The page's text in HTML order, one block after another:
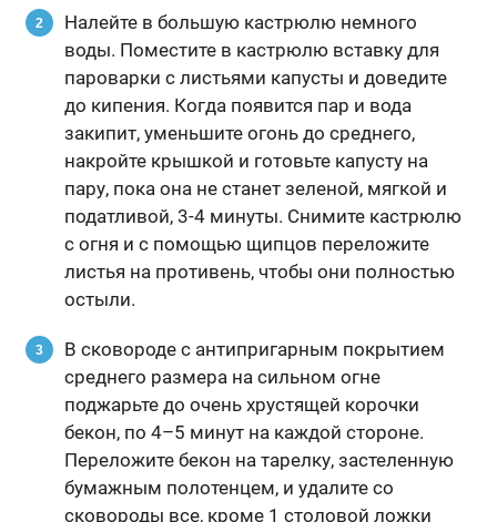
Налейте в большую кастрюлю немного
воды. Поместите в кастрюлю вставку для
пароварки с листьями капусты и доведите
до кипения. Когда появится пар и вода
закипит, уменьшите огонь до среднего,
накройте крышкой и готовьте капусту на
пару, пока она не станет зеленой, мягкой и
податливой, 3-4 минуты. Снимите кастрюлю
с огня и с помощью щипцов переложите
листья на противень, чтобы они полностью
остыли.
В сковороде с антипригарным покрытием
среднего размера на сильном огне
поджарьте до очень хрустящей корочки
бекон, по 4–5 минут на каждой стороне.
Переложите бекон на тарелку, застеленную
бумажным полотенцем, и удалите со
сковороды все, кроме 1 столовой ложки